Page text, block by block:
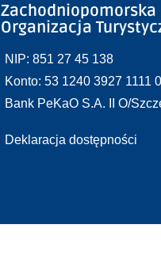
Zachodniopomorska
Organizacja
NIP: 851 27 45 138
Konto: 53 1240 3927 1111
Bank PeKaO S.A. II O/
Deklaracja dostępności